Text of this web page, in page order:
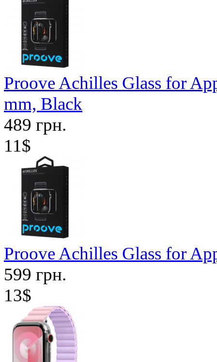
Proove Achilles Glass for
mm, Black
489 грн.
11$
Proove Achilles Glass for
599 грн.
13$